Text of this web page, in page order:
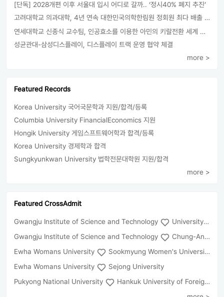
[단독] 2028개편 이후 서울대 입시 어디로 갈까.. ‘정시40% 폐지 추진’
고려대학교 의과대학, 4년 연속 대한민국의학한림원 정회원 최다 배출 外
연세대학교 신종식 교수팀, 인공효소를 이용한 아민의 키랄전환 세계 최초로 성공
성균관대-삼성디스플레이, 디스플레이 트랙 운영 협약 체결
more >
Featured Records
Korea University 국어국문학과 지원/합격/등록
Columbia University FinancialEconomics 지원
Hongik University 게임스프트웨어학과 합격/등록
Korea University 경제학과 합격
Sungkyunkwan University 법학전문대학원 지원/합격
more >
Featured CrossAdmit
Gwangju Institute of Science and Technology
University of Seoul
Gwangju Institute of Science and Technology
Chung-Ang University
Ewha Womans University
Sookmyung Women's University
Ewha Womans University
Sejong University
Pukyong National University
Hankuk University of Foreign Studies(Global Campus